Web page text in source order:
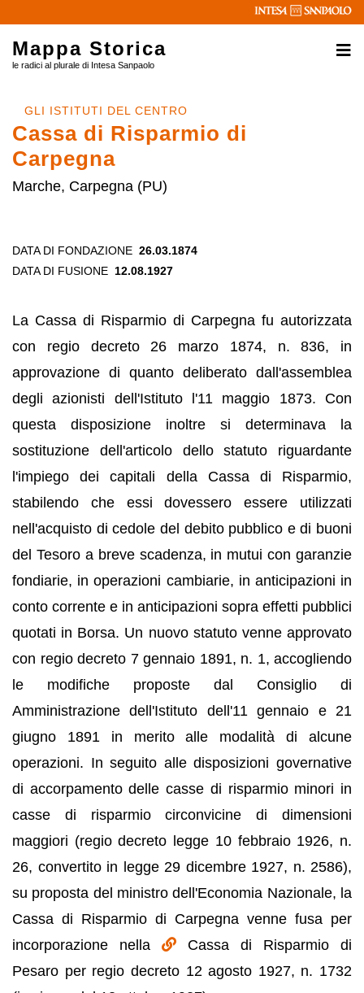
Mappa Storica
le radici al plurale di Intesa Sanpaolo
GLI ISTITUTI DEL CENTRO
Cassa di Risparmio di
Carpegna
Marche, Carpegna (PU)
DATA DI FONDAZIONE 26.03.1874
DATA DI FUSIONE 12.08.1927
La Cassa di Risparmio di Carpegna fu autorizzata
con regio decreto 26 marzo 1874, n. 836, in
approvazione di quanto deliberato dall'assemblea
degli azionisti dell'Istituto l'11 maggio 1873. Con
questa disposizione inoltre si determinava la
sostituzione dell'articolo dello statuto riguardante
l'impiego dei capitali della Cassa di Risparmio,
stabilendo che essi dovessero essere utilizzati
nell'acquisto di cedole del debito pubblico e di buoni
del Tesoro a breve scadenza, in mutui con garanzie
fondiarie, in operazioni cambiarie, in anticipazioni in
conto corrente e in anticipazioni sopra effetti pubblici
quotati in Borsa. Un nuovo statuto venne approvato
con regio decreto 7 gennaio 1891, n. 1, accogliendo
le modifiche proposte dal Consiglio di
Amministrazione dell'Istituto dell'11 gennaio e 21
giugno 1891 in merito alle modalità di alcune
operazioni. In seguito alle disposizioni governative
di accorpamento delle casse di risparmio minori in
casse di risparmio circonvicine di dimensioni
maggiori (regio decreto legge 10 febbraio 1926, n.
26, convertito in legge 29 dicembre 1927, n. 2586),
su proposta del ministro dell'Economia Nazionale, la
Cassa di Risparmio di Carpegna venne fusa per
incorporazione nella
Cassa di Risparmio di
Pesaro per regio decreto 12 agosto 1927, n. 1732